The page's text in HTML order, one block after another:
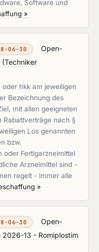
Software und
»
06-30
Open-
(Techniker
oder hkk am jeweiligen
Bezeichnung des
mit allen geeigneten
Rabattverträge nach §
Los genannten
bzw.
oder Fertigarzneimittel
Arzneimittel sind -
regelt - immer alle
»
06-30
Open-
13 - Romiplostim